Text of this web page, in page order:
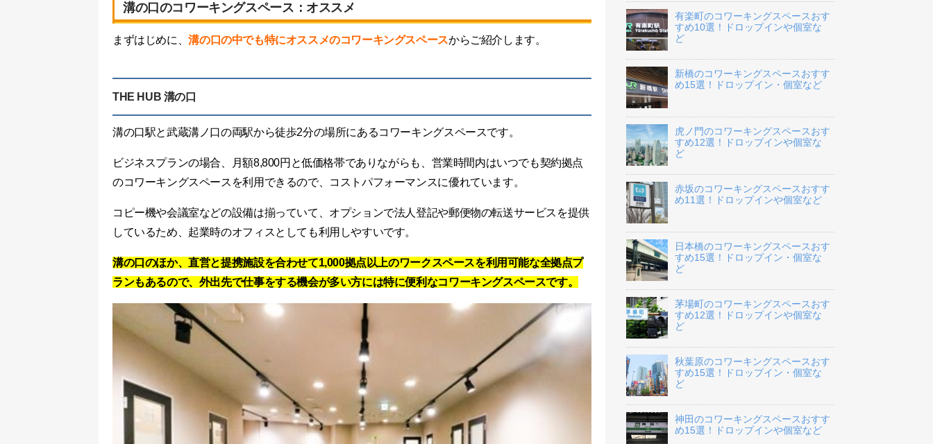
溝の口のコワーキングスペース：オススメ
まずはじめに、溝の口の中でも特にオススメのコワーキングスペースからご紹介します。
THE HUB 溝の口
溝の口駅と武蔵溝ノ口の両駅から徒歩2分の場所にあるコワーキングスペースです。
ビジネスプランの場合、月額8,800円と低価格帯でありながらも、営業時間内はいつでも契約拠点
のコワーキングスペースを利用できるので、コストパフォーマンスに優れています。
コピー機や会議室などの設備は揃っていて、オプションで法人登記や郵便物の転送サービスを提供
しているため、起業時のオフィスとしても利用しやすいです。
溝の口のほか、直営と提携施設を合わせて1,000拠点以上のワークスペースを利用可能な全拠点プ
ランもあるので、外出先で仕事をする機会が多い方には特に便利なコワーキングスペースです。
有楽町のコワーキングスペースおす
すめ10選！ドロップインや個室な
ど
新橋のコワーキングスペースおすす
め15選！ドロップイン・個室など
虎ノ門のコワーキングスペースおす
すめ12選！ドロップインや個室な
ど
赤坂のコワーキングスペースおすす
め11選！ドロップインや個室など
日本橋のコワーキングスペースおす
すめ15選！ドロップイン・個室な
ど
茅場町のコワーキングスペースおす
すめ12選！ドロップインや個室な
ど
秋葉原のコワーキングスペースおす
すめ15選！ドロップイン・個室な
ど
神田のコワーキングスペースおすす
め15選！ドロップインや個室など